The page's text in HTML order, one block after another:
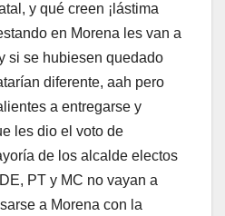
y qué creen ¡lástima
en Morena les van a
si se hubiesen quedado
diferente, aah pero
a entregarse y
les dio el voto de
de los alcalde electos
PT y MC no vayan a
a Morena con la